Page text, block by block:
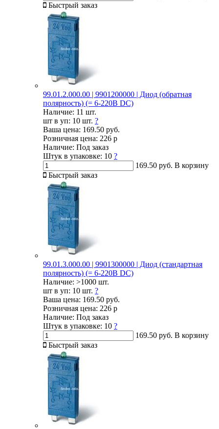
Быстрый заказ
99.01.2.000.00 | 9901200000 | Диод (обратная
полярность) (= 6-220В DC)
Наличие: 11 шт.
шт в уп: 10 шт. ?
Ваша цена: 169.50 руб.
Розничная цена: 226 р
Наличие: Под заказ
Штук в упаковке: 10 ?
169.50 руб. В корзину
Быстрый заказ
99.01.3.000.00 | 9901300000 | Диод (стандартная
полярность) (= 6-220В DC)
Наличие: >1000 шт.
шт в уп: 10 шт. ?
Ваша цена: 169.50 руб.
Розничная цена: 226 р
Наличие: Под заказ
Штук в упаковке: 10 ?
169.50 руб. В корзину
Быстрый заказ